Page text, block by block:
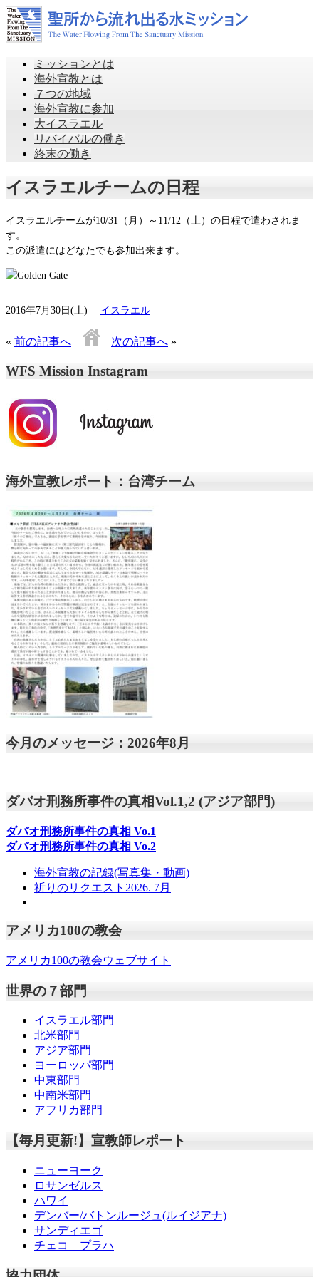
ミッションとは
海外宣教とは
７つの地域
海外宣教に参加
大イスラエル
リバイバルの働き
終末の働き
イスラエルチームの日程
イスラエルチームが10/31（月）～11/12（土）の日程で遣わされま
す。
この派遣にはどなたでも参加出来ます。
2016年7月30日(土) イスラエル
« 前の記事へ 次の記事へ »
WFS Mission Instagram
海外宣教レポート：台湾チーム
今月のメッセージ：2026年8月
ダバオ刑務所事件の真相Vol.1,2 (アジア部門)
ダバオ刑務所事件の真相 Vo.1
ダバオ刑務所事件の真相 Vo.2
海外宣教の記録(写真集・動画)
祈りのリクエスト2026. 7月
アメリカ100の教会
アメリカ100の教会ウェブサイト
世界の７部門
イスラエル部門
北米部門
アジア部門
ヨーロッパ部門
中東部門
中南米部門
アフリカ部門
【毎月更新!】宣教師レポート
ニューヨーク
ロサンゼルス
ハワイ
デンバー/バトンルージュ(ルイジアナ)
サンディエゴ
チェコ プラハ